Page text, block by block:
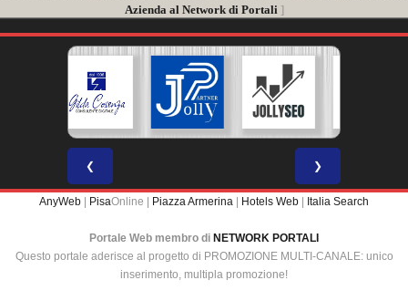
Azienda al Network di Portali]
❮ ❯
AnyWeb PisaOnline | Piazza Armerina Hotels Web Italia Search
Portale Web membro di NETWORK PORTALI
Questo portale aderisce al progetto di PROMOZIONE MULTI-CANALE: unico
inserimento, multipla promozione!